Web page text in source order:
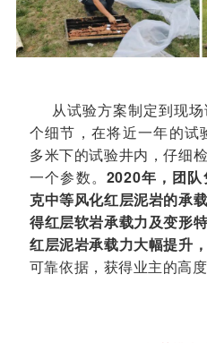
从试验方案制定到现场
个细节，在将近一年的试
多米下的试验井内，仔细
一个参数。 2020年，团
克中等风化红层泥岩的承
得红层软岩承载力及变形
红层泥岩承载力大幅提升，
可靠依据，获得业主的高度